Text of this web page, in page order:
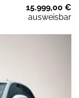
15.999,00 €
ausweisbar